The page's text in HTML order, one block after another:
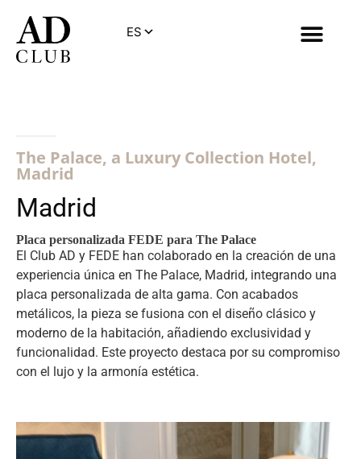
The Palace, a Luxury Collection Hotel,
Madrid
Madrid
Placa personalizada FEDE para The Palace
El Club AD y FEDE han colaborado en la creación de una
experiencia única en The Palace, Madrid, integrando una
placa personalizada de alta gama. Con acabados
metálicos, la pieza se fusiona con el diseño clásico y
moderno de la habitación, añadiendo exclusividad y
funcionalidad. Este proyecto destaca por su compromiso
con el lujo y la armonía estética.